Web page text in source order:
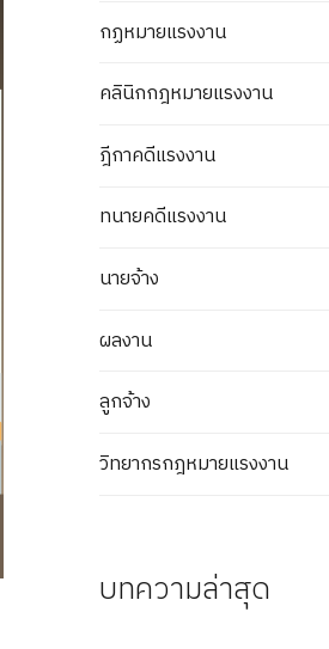
กฏหมายแรงงาน
คลินิกกฎหมายแรงงาน
ฎีกาคดีแรงงาน
ทนายคดีแรงงาน
นายจ้าง
ผลงาน
ลูกจ้าง
วิทยากรกฎหมายแรงงาน
บทความล่าสุด